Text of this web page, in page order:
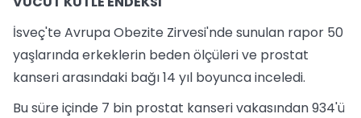
İsveç'te Avrupa Obezite Zirvesi'nde sunulan rapor 50
yaşlarında erkeklerin beden ölçüleri ve prostat
kanseri arasındaki bağı 14 yıl boyunca inceledi.
Bu süre içinde 7 bin prostat kanseri vakasından 934'ü